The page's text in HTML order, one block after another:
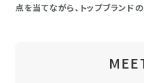
点を当てながら、トップブランド